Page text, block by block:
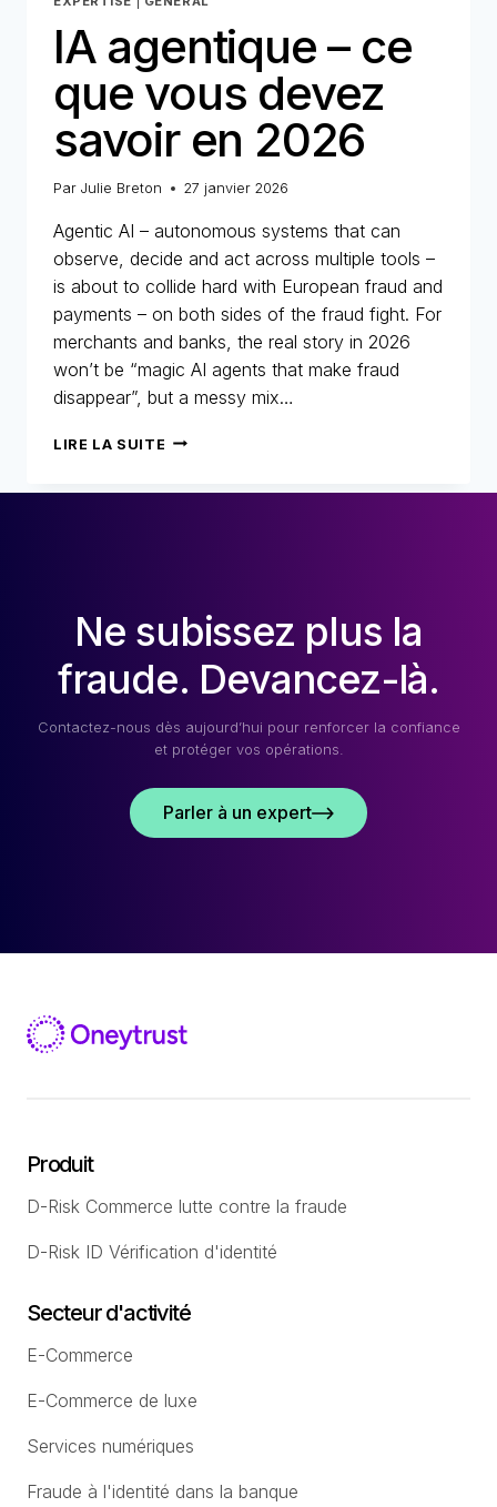
IA agentique – ce
que vous devez
savoir en 2026
Par Julie Breton 27 janvier 2026
Agentic AI – autonomous systems that can
observe, decide and act across multiple tools –
is about to collide hard with European fraud and
payments – on both sides of the fraud fight. For
merchants and banks, the real story in 2026
won’t be “magic AI agents that make fraud
disappear”, but a messy mix…
LIRE LA SUITE IA
EN
2026
Ne subissez plus la
fraude. Devancez-là.
Contactez-nous dès aujourd’hui pour renforcer la confiance
et protéger vos opérations.
Parler à un expert
Produit
D-Risk Commerce lutte contre la fraude
D-Risk ID Vérification d'identité
Secteur d'activité
E-Commerce
E-Commerce de luxe
Services numériques
Fraude à l'identité dans la banque